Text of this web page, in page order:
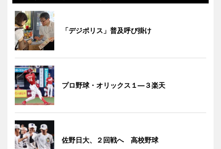
「デジポリス」普及呼び掛け
プロ野球・オリックス１―３楽天
佐野日大、２回戦へ 高校野球